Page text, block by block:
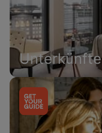
Unterkünfte